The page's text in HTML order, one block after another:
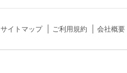
サイトマップ ご利用規約 会社概要